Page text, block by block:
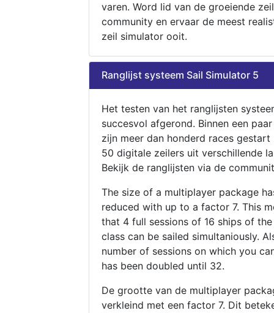
varen. Word lid van de groeiende zeil
community en ervaar de meest
zeil simulator ooit.
Ranglijst systeem Sail Simulator 5
Het testen van het ranglijsten
succesvol afgerond. Binnen een
zijn meer dan honderd races gestart
50 digitale zeilers uit verschillende
Bekijk de ranglijsten via de
The size of a multiplayer package
reduced with up to a factor 7. This
that 4 full sessions of 16 ships of
class can be sailed simultaniously.
number of sessions on which you
has been doubled until 32.
De grootte van de multiplayer
verkleind met een factor 7. Dit